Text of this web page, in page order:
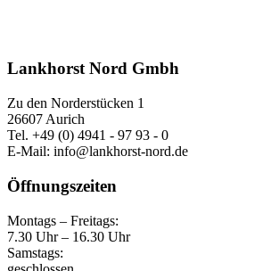
Lankhorst Nord Gmbh
Zu den Norderstücken 1
26607 Aurich
Tel. +49 (0) 4941 - 97 93 - 0
E-Mail: info@lankhorst-nord.de
Öffnungszeiten
Montags – Freitags:
7.30 Uhr – 16.30 Uhr
Samstags: